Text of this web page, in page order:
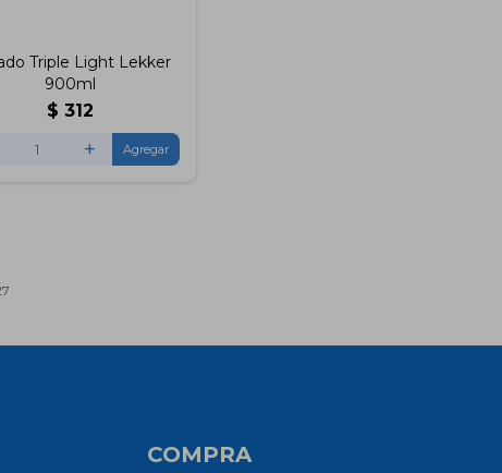
Triple Light Lekker
900ml
$ 312
+
COMPRA